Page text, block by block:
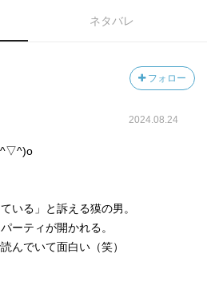
ネタバレ
フォロー
2024.08.24
いる」と訴える獏の男。
ーティが開かれる。
んでいて面白い（笑）